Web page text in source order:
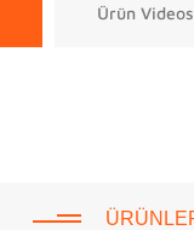
Ürün